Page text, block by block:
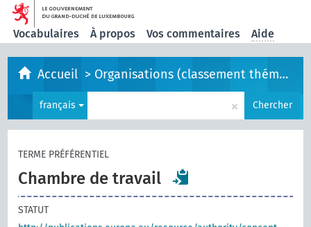
Vocabulaires À propos Vos commentaires Aide
Accueil > Organisations (classement thématique)
français × Chercher
TERME PRÉFÉRENTIEL
Chambre de travail
STATUT